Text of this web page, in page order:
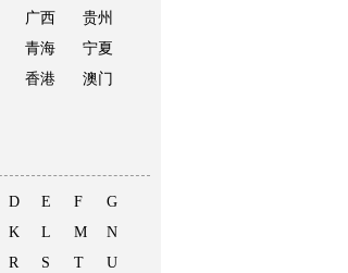
广西
贵州
青海
宁夏
香港 澳门
D E F
G
K L M
N
R S T
U